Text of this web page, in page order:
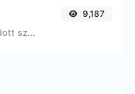
Számolja meg a megadott szöveg karaktereinek és szavainak számát.
9,187